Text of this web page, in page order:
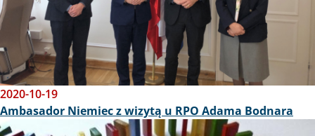
2020-10-19
Ambasador Niemiec z wizytą u RPO Adama Bodnara
Obraz